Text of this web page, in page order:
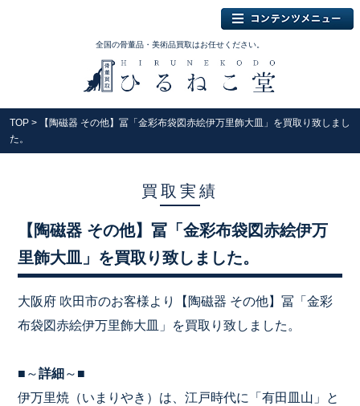
全国の骨董品・美術品買取はお任せください。
TOP > 【陶磁器 その他】冨「金彩布袋図赤絵伊万里飾大皿」を買取り致しまし
た。
買取実績
【陶磁器 その他】冨「金彩布袋図赤絵伊万
里飾大皿」を買取り致しました。
大阪府 吹田市のお客様より【陶磁器 その他】冨「金彩
布袋図赤絵伊万里飾大皿」を買取り致しました。
■～詳細 ～■
伊万里焼（いまりやき）は、江戸時代に「有田皿山」と